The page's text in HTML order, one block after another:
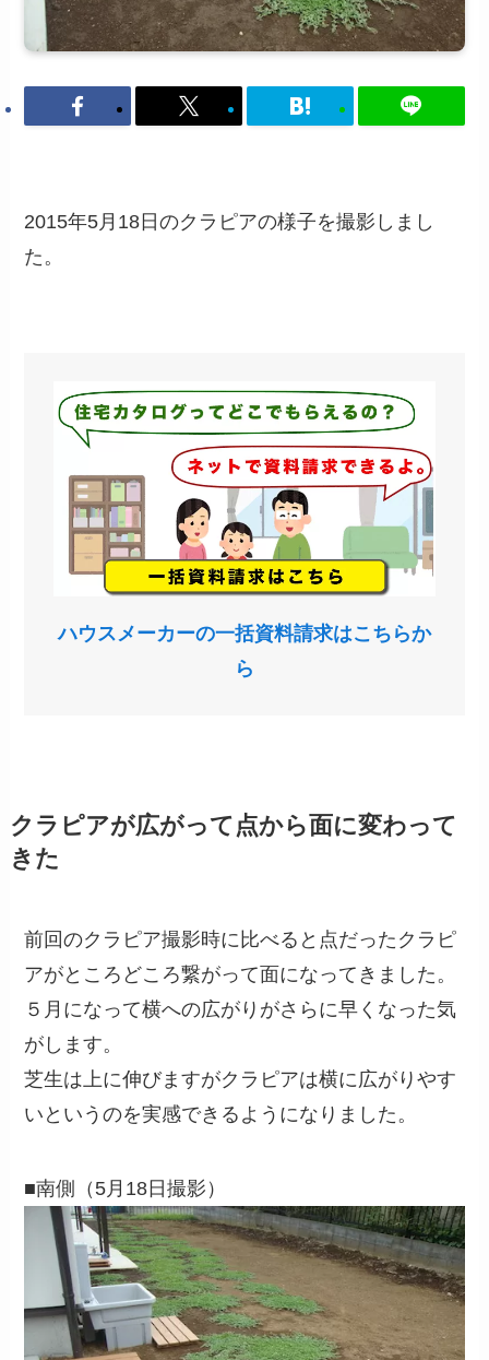
2015年5月18日のクラピアの様子を撮影しまし
た。
ハウスメーカーの一括資料請求はこちらか
ら
クラピアが広がって点から面に変わって
きた
前回のクラピア撮影時に比べると点だったクラピ
アがところどころ繋がって面になってきました。
５月になって横への広がりがさらに早くなった気
がします。
芝生は上に伸びますがクラピアは横に広がりやす
いというのを実感できるようになりました。
■南側（5月18日撮影）